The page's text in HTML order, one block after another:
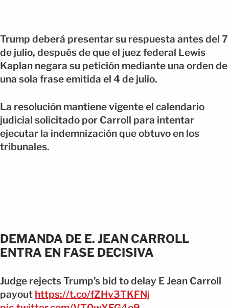
Trump deberá presentar su respuesta antes del 7
de julio, después de que el juez federal Lewis
Kaplan negara su petición mediante una orden de
una sola frase emitida el 4 de julio.
La resolución mantiene vigente el calendario
judicial solicitado por Carroll para intentar
ejecutar la indemnización que obtuvo en los
tribunales.
DEMANDA DE E. JEAN CARROLL
ENTRA EN FASE DECISIVA
Judge rejects Trump’s bid to delay E Jean Carroll
payout https://t.co/fZHv3TKFNj